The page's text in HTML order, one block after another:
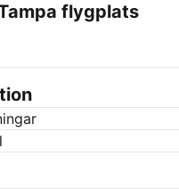
flygplats